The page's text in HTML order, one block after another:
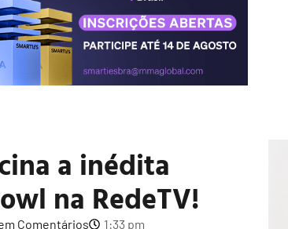
a inédita
na RedeTV!
Comentários 1:33 pm